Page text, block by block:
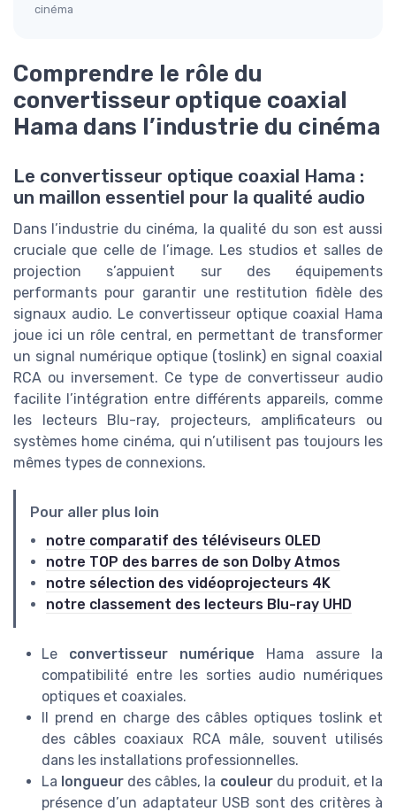
cinéma
Comprendre le rôle du
convertisseur optique coaxial
Hama dans l’industrie du cinéma
Le convertisseur optique coaxial Hama :
un maillon essentiel pour la qualité audio
Dans l’industrie du cinéma, la qualité du son est aussi
cruciale que celle de l’image. Les studios et salles de
projection s’appuient sur des équipements
performants pour garantir une restitution fidèle des
signaux audio. Le convertisseur optique coaxial Hama
joue ici un rôle central, en permettant de transformer
un signal numérique optique (toslink) en signal coaxial
RCA ou inversement. Ce type de convertisseur audio
facilite l’intégration entre différents appareils, comme
les lecteurs Blu-ray, projecteurs, amplificateurs ou
systèmes home cinéma, qui n’utilisent pas toujours les
mêmes types de connexions.
Pour aller plus loin
notre comparatif des téléviseurs OLED
notre TOP des barres de son Dolby Atmos
notre sélection des vidéoprojecteurs 4K
notre classement des lecteurs Blu-ray UHD
Le convertisseur numérique Hama assure la
compatibilité entre les sorties audio numériques
optiques et coaxiales.
Il prend en charge des câbles optiques toslink et
des câbles coaxiaux RCA mâle, souvent utilisés
dans les installations professionnelles.
La longueur des câbles, la couleurdu produit, et la
présence d’un adaptateur USB sont des critères à